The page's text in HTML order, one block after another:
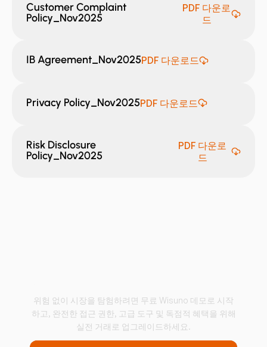
Customer Complaint
Policy_Nov2025
PDF 다운로
드
IB Agreement_Nov2025PDF 다운로드
Privacy Policy_Nov2025PDF 다운로드
Risk Disclosure
Policy_Nov2025
PDF 다운로
드
위험 없이 시장을 탐험하려면 무료 Wisuno 데모로 시작
하고, 완전한 접근 권한, 고급 도구 및 독점적 혜택을 위해
실전 거래로 업그레이드하세요.